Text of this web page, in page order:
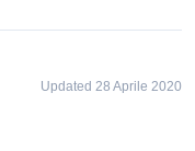
Updated 28 Aprile 2020